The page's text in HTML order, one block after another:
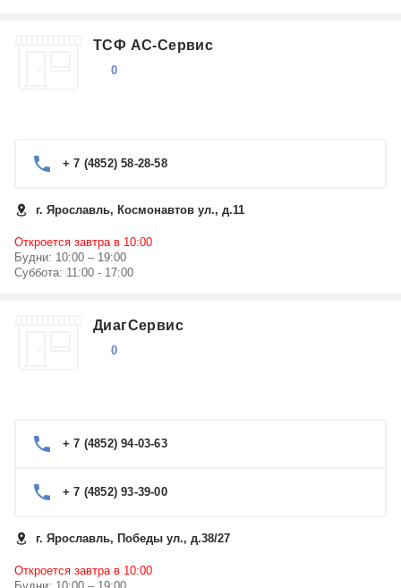
ТСФ АС-Сервис
0
+ 7 (4852) 58-28-58
г. Ярославль, Космонавтов ул., д.11
Откроется завтра в 10:00
Будни: 10:00 – 19:00
Суббота: 11:00 - 17:00
ДиагСервис
0
+ 7 (4852) 94-03-63
+ 7 (4852) 93-39-00
г. Ярославль, Победы ул., д.38/27
Откроется завтра в 10:00